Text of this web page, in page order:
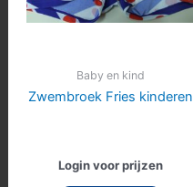
Baby en kind
Zwembroek Fries kinderen
Login voor prijzen